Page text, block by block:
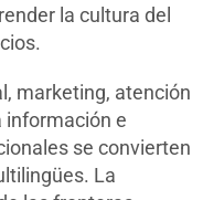
la cultura del
marketing, atención
información e
se convierten
La